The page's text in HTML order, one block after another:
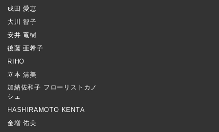
成田 愛恵
大川 智子
安井 竜樹
後藤 亜希子
RIHO
立本 清美
加納佐和子 フローリストカノ
シェ
HASHIRAMOTO KENTA
金増 佑美